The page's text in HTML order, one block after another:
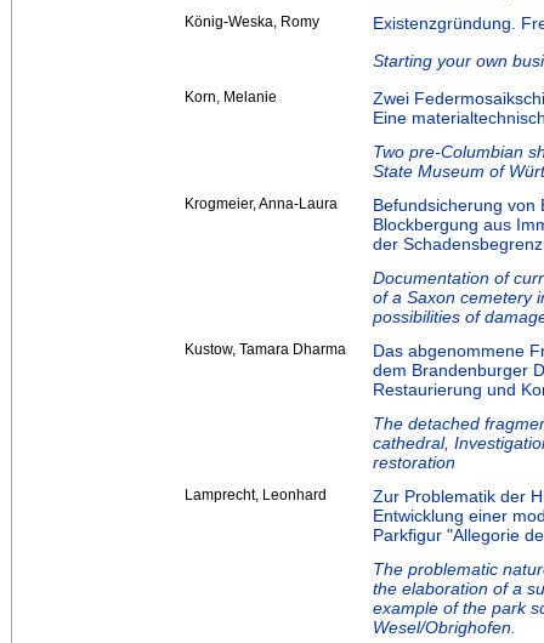
König-Weska, Romy
Existenzgründung.
Starting your own
Korn, Melanie
Zwei
Eine
Two pre-Columbian
State Museum of
Krogmeier, Anna-Laura
Befundsicherung von
Blockbergung aus
der
Documentation of
of a Saxon cemetery
possibilities of
Kustow, Tamara Dharma
Das abgenommene
dem Brandenburger
Restaurierung und
The detached
cathedral,
restoration
Lamprecht, Leonhard
Zur Problematik der
Entwicklung einer
Parkfigur "Allegorie
The problematic
the elaboration of a
example of the park
Wesel/Obrighofen.